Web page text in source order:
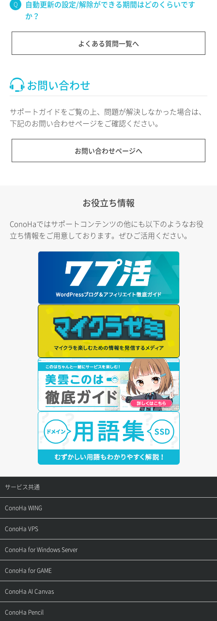
自動更新の設定/解除ができる期間はどのくらいです
か？
よくある質問一覧へ
お問い合わせ
サポートガイドをご覧の上、問題が解決しなかった場合は、
下記のお問い合わせページをご確認ください。
お問い合わせページへ
お役立ち情報
ConoHaではサポートコンテンツの他にも以下のようなお役
立ち情報をご用意しております。ぜひご活用ください。
サービス共通
サポートトップ
ご契約・お支払い
用語集
お問い合わせ
ConoHa WING
サポートトップ
ご利用ガイド
お乗り換えガイド
よくある質問
ConoHa VPS
サポートトップ
ご利用ガイド
APIドキュメントVPS2.0
ConoHa for Windows Server
サポートトップ
ご利用ガイド
ConoHa for GAME
サポートトップ
ご利用ガイド
ConoHa AI Canvas
サポートトップ
ConoHa Pencil